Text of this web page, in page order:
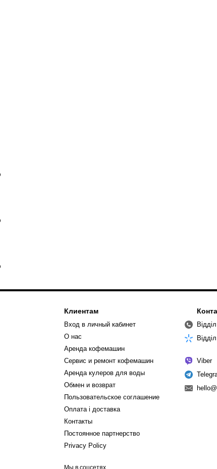
Клиентам
Вход в личный кабинет
О нас
Аренда кофемашин
Сервис и ремонт кофемашин
Аренда кулеров для воды
Обмен и возврат
Пользовательское соглашение
Оплата і доставка
Контакты
Постоянное партнерство
Privacy Policy
Мы в соцсетях
Viber